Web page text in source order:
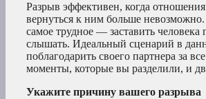
Разрыв эффективен, когда
вернуться к ним больше
самое трудное — заставить человека
слышать. Идеальный сценарий в
поблагодарить своего партнера за
моменты, которые вы разделили, и
Укажите причину вашего разрыва